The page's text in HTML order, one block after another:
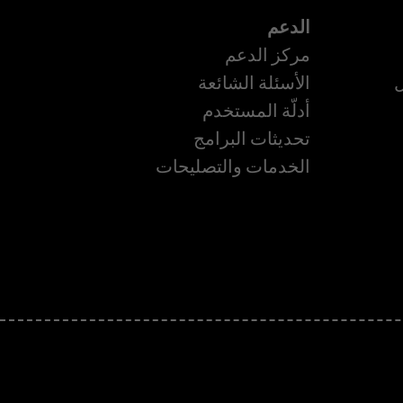
الدعم
مركز الدعم
الأسئلة الشائعة
أدلّة المستخدم
تحديثات البرامج
الخدمات والتصليحات